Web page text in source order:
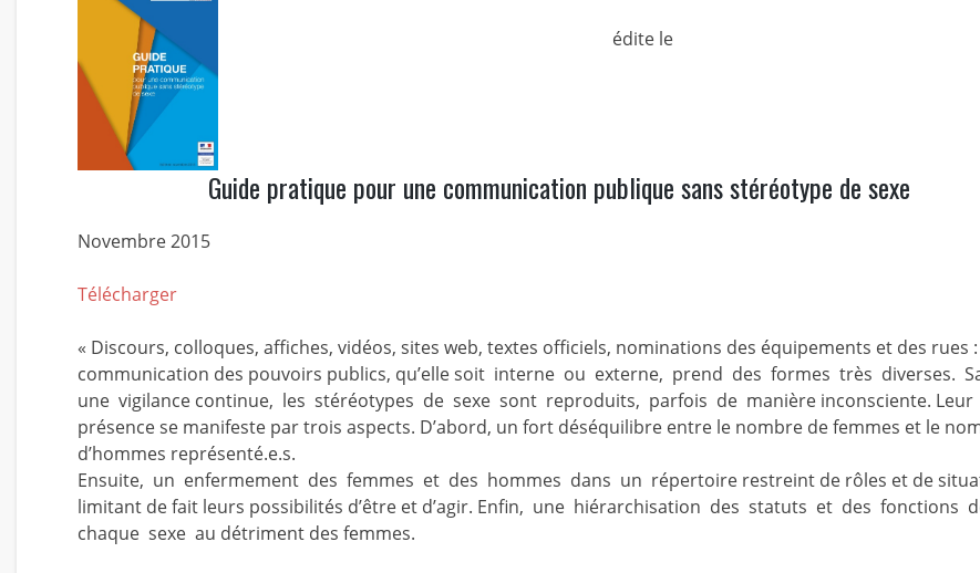
édite le
Guide pratique pour une communication publique sans stéréotype de sexe
Novembre 2015
Télécharger
« Discours, colloques, affiches, vidéos, sites web, textes officiels, nominations des équipements et des rues
communication des pouvoirs publics, qu’elle soit interne ou externe, prend des formes très diverses.
une vigilance continue, les stéréotypes de sexe sont reproduits, parfois de manière inconsciente. Leur
présence se manifeste par trois aspects. D’abord, un fort déséquilibre entre le nombre de femmes et le
d’hommes représenté.e.s.
Ensuite, un enfermement des femmes et des hommes dans un répertoire restreint de rôles et de
limitant de fait leurs possibilités d’être et d’agir. Enfin, une hiérarchisation des statuts et des fonctions
chaque sexe au détriment des femmes.